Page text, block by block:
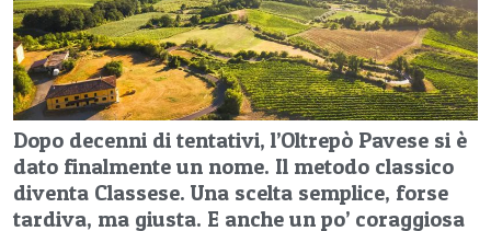
Dopo decenni di tentativi, l’Oltrepò Pavese si è
dato finalmente un nome. Il metodo classico
diventa Classese. Una scelta semplice, forse
tardiva, ma giusta. E anche un po’ coraggiosa